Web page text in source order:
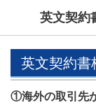
英文契約
英文契約書
①海外の取引先